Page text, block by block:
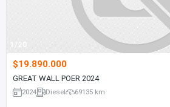
1/20
$19.890.000
GREAT WALL POER 2024
2024 Diesel 69135 km